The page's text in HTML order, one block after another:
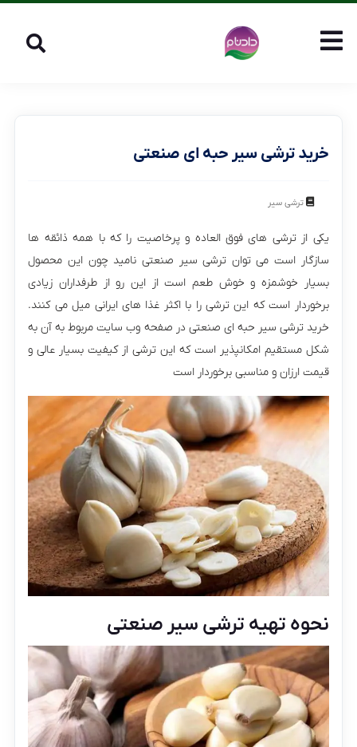
خرید ترشی سیر حبه ای صنعتی
ترشی سیر
یکی از ترشی های فوق العاده و پرخاصیت را که با همه ذائقه ها
سازگار است می توان ترشی سیر صنعتی نامید چون این محصول
بسیار خوشمزه و خوش طعم است از این رو از طرفداران زیادی
برخوردار است که این ترشی را با اکثر غذا های ایرانی میل می کنند.
خرید ترشی سیر حبه ای صنعتی در صفحه وب سایت مربوط به آن به
شکل مستقیم امکانپذیر است که این ترشی از کیفیت بسیار عالی و
قیمت ارزان و مناسبی برخوردار است
نحوه تهیه ترشی سیر صنعتی